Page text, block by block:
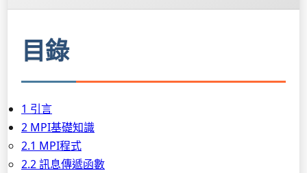
目錄
1 引言
2 MPI基礎知識
2.1 MPI程式
2.2 訊息傳遞函數